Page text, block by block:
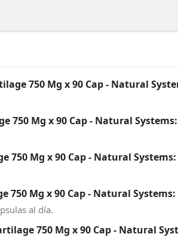
750 Mg x 90 Cap - Natural
750 Mg x 90 Cap - Natural Systems:
750 Mg x 90 Cap - Natural Systems:
750 Mg x 90 Cap - Natural Systems:
al día.
750 Mg x 90 Cap - Natural